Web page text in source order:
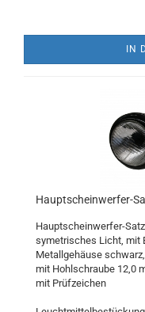
IN
Hauptscheinwerfer-
Hauptscheinwerfer-
symetrisches Licht, mit
Metallgehäuse
mit Hohlschraube 12,0
mit Prüfzeichen